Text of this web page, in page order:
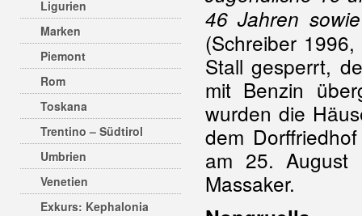
Ligurien
Marken
Piemont
Rom
Toskana
Trentino – Südtirol
Umbrien
Venetien
Exkurs: Kephalonia
46 Jahren
(Schreiber
Stall gesperrt,
mit Benzin
wurden die
dem
am 25. August
Massaker.